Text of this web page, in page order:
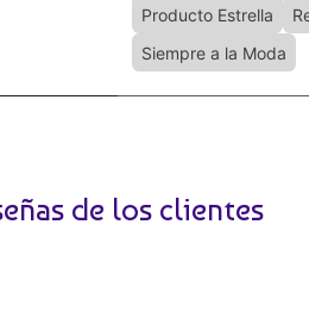
Producto Estrella
Siempre a la Moda
de los clientes